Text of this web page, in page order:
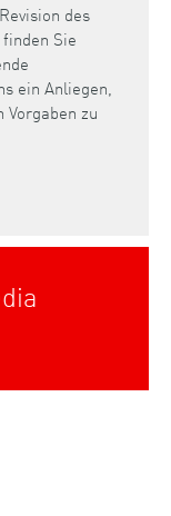
des
Sie
ein Anliegen,
zu